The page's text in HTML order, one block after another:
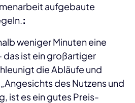
aufgebaute
:
weniger Minuten eine
das ist ein großartiger
die Abläufe und
des Nutzens und
ist es ein gutes Preis-